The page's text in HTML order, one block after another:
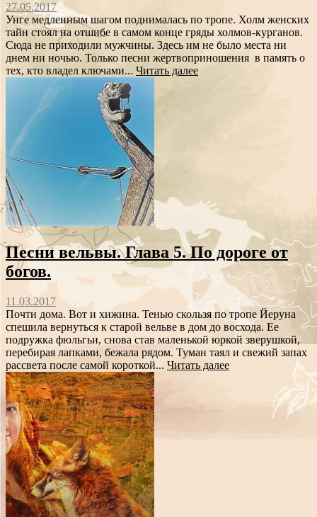
27.05.2017
Унге медленным шагом поднималась по тропе. Холм женских
тайн стоял на отшибе в самом конце гряды холмов-курганов.
Сюда не приходили мужчины. Здесь им не было места ни
днем ни ночью. Только песни жертвоприношения в память о
тех, кто владел ключами... Читать далее
Песни вельвы. Глава 5. По дороге от
богов.
11.03.2017
Почти дома. Вот и хижина. Тенью скользя по тропе Йеруна
спешила вернуться к старой вельве в дом до восхода. Ее
подружка фюльгьи, снова став маленькой юркой зверушкой,
перебирая лапками, бежала рядом. Туман таял и свежий запах
рассвета после самой короткой... Читать далее